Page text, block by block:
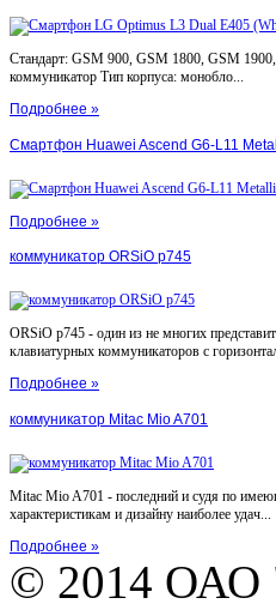
Стандарт: GSM 900, GSM 1800, GSM
коммуникатор Тип корпуса: монобло...
Подробнее »
Смартфон Huawei Ascend G6-L11
Подробнее »
коммуникатор ORSiO p745
ORSiO p745 - один из не многих
клавиатурных коммуникаторов с
Подробнее »
коммуникатор Mitac Mio A701
Mitac Mio A701 - последний и судя по
характеристикам и дизайну наиболее удач...
Подробнее »
© 2014 ОАО